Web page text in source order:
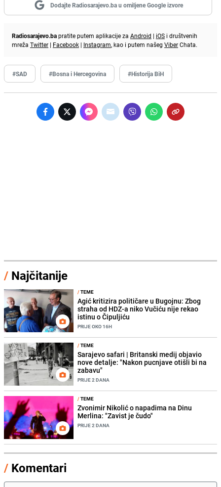
Dodajte Radiosarajevo.ba u omiljene Google izvore
Radiosarajevo.bapratite putem aplikacije za Android | iOS i društvenih
mreža Twitter | Facebook | Instagram, kao i putem našeg ViberChata.
#SAD #Bosna i Hercegovina #Historija BiH
/ Najčitanije
/TEME
Agić kritizira političare u Bugojnu: Zbog
straha od HDZ-a niko Vučiću nije rekao
istinu o Čipuljiću
PRIJE OKO 16H
/TEME
Sarajevo safari | Britanski medij objavio
nove detalje: "Nakon pucnjave otišli bi na
zabavu"
PRIJE 2 DANA
/TEME
Zvonimir Nikolić o napadima na Dinu
Merlina: "Zavist je čudo"
PRIJE 2 DANA
/ Komentari